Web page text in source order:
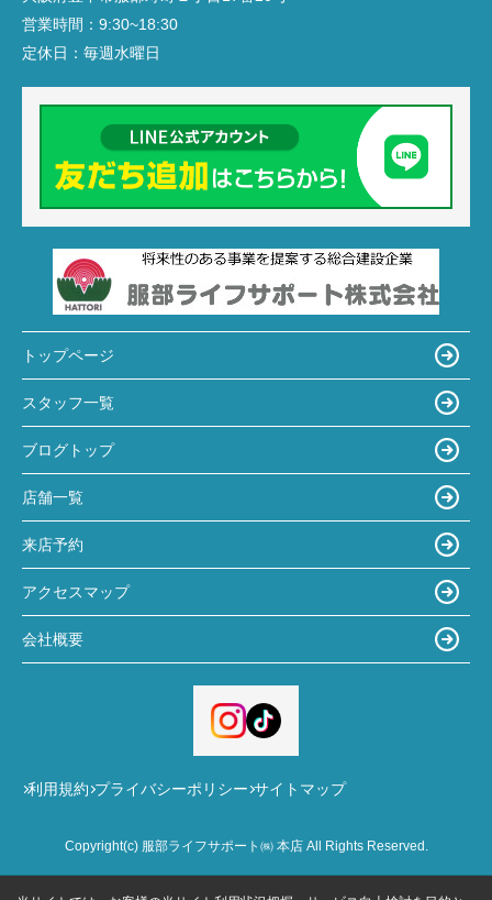
営業時間： 9:30~18:30
定休日： 毎週水曜日
トップページ
スタッフ一覧
ブログトップ
店舗一覧
来店予約
アクセスマップ
会社概要
利用規約 プライバシーポリシー サイトマップ
Copyright(c) 服部ライフサポート㈱ 本店 All Rights Reserved.